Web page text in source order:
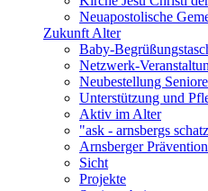
Neuapostolische
Zukunft Alter
Baby-
Netzwerk-
Neubestellung
Unterstützung und
Aktiv im Alter
"ask - arnsbergs
Arnsberger
Sicht
Projekte